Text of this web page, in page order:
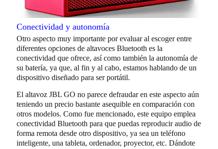
Conectividad y autonomía
Otro aspecto muy importante por evaluar al escoger entre
diferentes opciones de altavoces Bluetooth es la
conectividad que ofrece, así como también la autonomía de
su batería, ya que, al fin y al cabo, estamos hablando de un
dispositivo diseñado para ser portátil.
El altavoz JBL GO no parece defraudar en este aspecto aún
teniendo un precio bastante asequible en comparación con
otros modelos. Como fue mencionado, este equipo emplea
conectividad Bluetooth para que puedas reproducir audio de
forma remota desde otro dispositivo, ya sea un teléfono
inteligente, una tableta, ordenador, proyector, etc. Dándote